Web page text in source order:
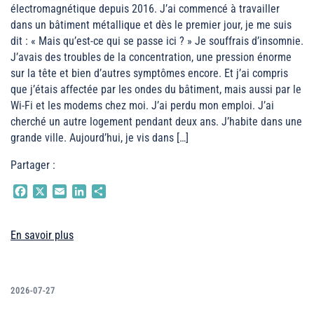
électromagnétique depuis 2016. J’ai commencé à travailler
dans un bâtiment métallique et dès le premier jour, je me suis
dit : « Mais qu’est-ce qui se passe ici ? » Je souffrais d’insomnie.
J’avais des troubles de la concentration, une pression énorme
sur la tête et bien d’autres symptômes encore. Et j’ai compris
que j’étais affectée par les ondes du bâtiment, mais aussi par le
Wi-Fi et les modems chez moi. J’ai perdu mon emploi. J’ai
cherché un autre logement pendant deux ans. J’habite dans une
grande ville. Aujourd’hui, je vis dans […]
Partager :
Facebook
Email LinkedIn
En savoir plus
2026-07-27